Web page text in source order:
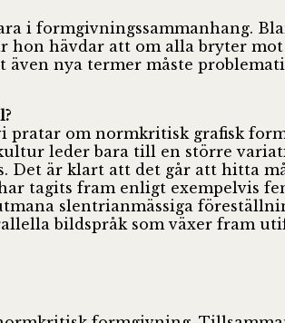
i formgivningssammanhang.
hon hävdar att om alla bryter
nya termer måste
pratar om normkritisk grafisk
leder bara till en större
Det är klart att det går att hitta
tagits fram enligt exempelvis
slentrianmässiga
bildspråk som växer fram